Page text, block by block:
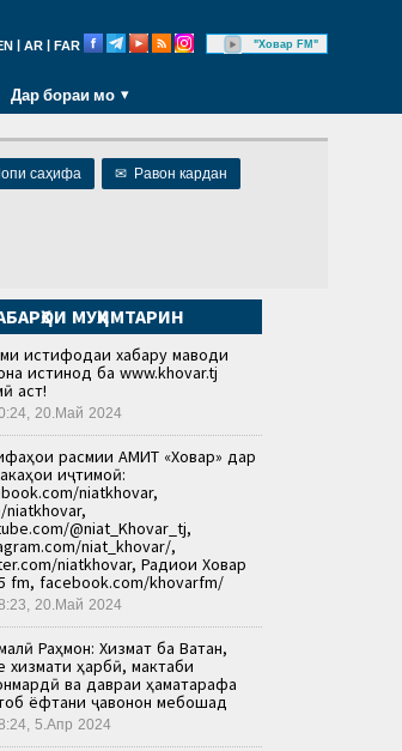
AR FAR "Ховар FM"
Дар бораи мо
саҳифа ✉ Равон кардан
МУҲИМТАРИН
истифодаи хабару маводи
истинод ба www.khovar.tj
аст!
20.Май 2024
расмии АМИТ «Ховар» дар
иҷтимоӣ:
niatkhovar,
niatkhovar,
@niat_Khovar_tj,
niat_khovar/,
niatkhovar, Радиои Ховар
fm, facebook.com/khovarfm/
20.Май 2024
Раҳмон: Хизмат ба Ватан,
хизмати ҳарбӣ, мактаби
ва давраи ҳаматарафа
ёфтани ҷавонон мебошад
5.Апр 2024